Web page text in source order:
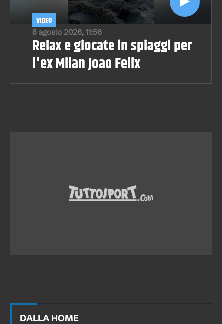
8 agosto 2026, 11:56
VIDEO
Relax e giocate in spiaggi per
l'ex Milan Joao Felix
DALLA HOME